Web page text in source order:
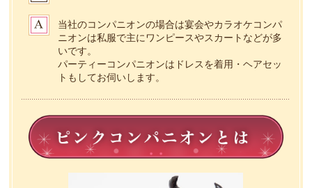
当社のコンパニオンの場合は宴会やカラオケコンパ
ニオンは私服で主にワンピースやスカートなどが多
いです。
パーティーコンパニオンはドレスを着用・ヘアセッ
トもしてお伺いします。